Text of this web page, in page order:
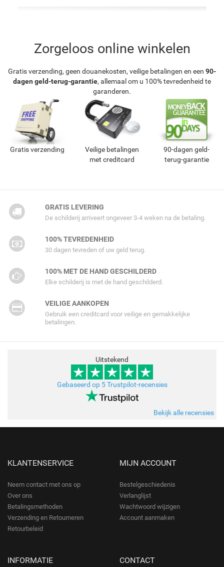
Zorgeloos online winkelen
Gratis verzending, geen douanekosten, veilige betalingen en een 90-
dagen geld-terug-garantie, allemaal om u 100% tevredenheid te
garanderen.
Gratis verzending
Veilige betalingen
met creditcard
90-dagen geld-
terug-garantie
GRATIS LEVERING
De schilderij arriveert ongeveer 3-4 weken na de betaling.
100% TEVREDENHEID
30 dagen tevreden of uw geld terug.
100% MET DE HAND GESCHILDERD
Elke schilderij is met de hand geschilderd.
VEILIGE AANKOPEN
Gebruik een creditcard voor veilige en gemakkelijke
betalingen.
Uitstekend
Gebaseerd op 5 Trustpilot-recensies
Bekijk alle recensies
KLANTENSERVICE
Neem contact met ons op
Over ons
Betalingsmethoden
Verzending en Retourneren
Retourbeleid
MIJN ACCOUNT
Bestelgeschiedenis
Verlanglijst
Wachtwoord wijzigen
Account aanmaken
INFORMATIE CONTACT